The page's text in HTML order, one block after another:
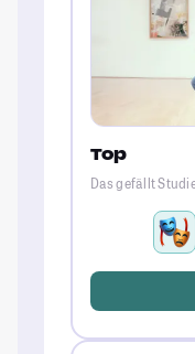
Top
Das gefällt